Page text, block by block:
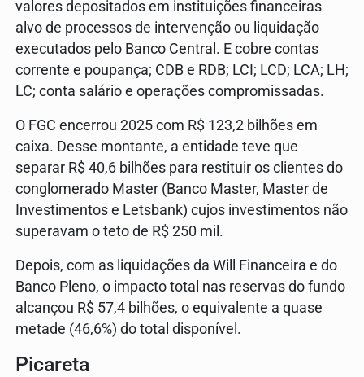
valores depositados em instituições financeiras
alvo de processos de intervenção ou liquidação
executados pelo Banco Central. E cobre contas
corrente e poupança; CDB e RDB; LCI; LCD; LCA; LH;
LC; conta salário e operações compromissadas.
O FGC encerrou 2025 com R$ 123,2 bilhões em
caixa. Desse montante, a entidade teve que
separar R$ 40,6 bilhões para restituir os clientes do
conglomerado Master (Banco Master, Master de
Investimentos e Letsbank) cujos investimentos não
superavam o teto de R$ 250 mil.
Depois, com as liquidações da Will Financeira e do
Banco Pleno, o impacto total nas reservas do fundo
alcançou R$ 57,4 bilhões, o equivalente a quase
metade (46,6%) do total disponível.
Picareta